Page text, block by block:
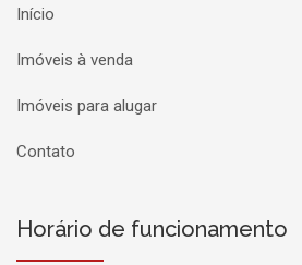
Início
Imóveis à venda
Imóveis para alugar
Contato
Horário de funcionamento